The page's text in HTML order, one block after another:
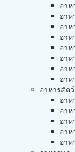
อาห
อาห
อาห
อาห
อาห
อาห
อาห
อาห
อาหารสัต
อาห
อาห
อาห
อาห
อาห